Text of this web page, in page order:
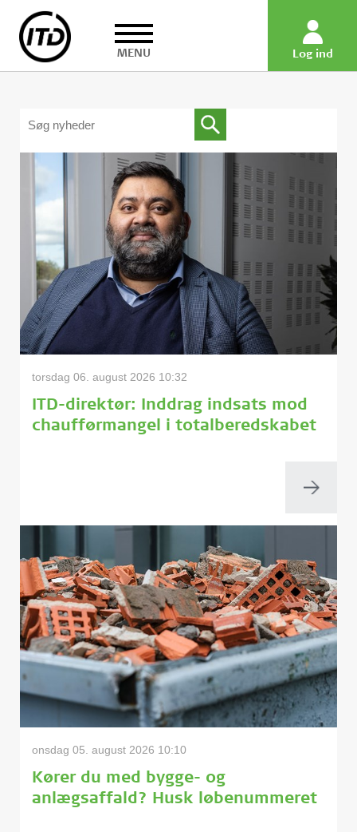
MENU Log ind
torsdag 06. august 2026 10:32
ITD-direktør: Inddrag indsats mod
chaufførmangel i totalberedskabet
onsdag 05. august 2026 10:10
Kører du med bygge- og
anlægsaffald? Husk løbenummeret